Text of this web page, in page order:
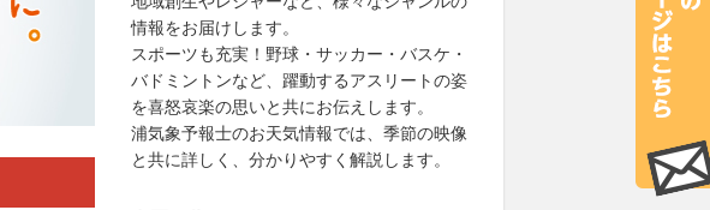
情報をお届けします。
スポーツも充実！野球・サッカー・バスケ・
バドミントンなど、躍動するアスリートの姿
を喜怒哀楽の思いと共にお伝えします。
浦気象予報士のお天気情報では、季節の映像
と共に詳しく、分かりやすく解説します。